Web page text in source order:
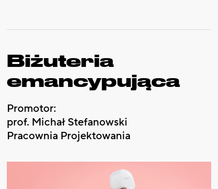
Biżuteria
emancypująca
Promotor:
prof. Michał Stefanowski
Pracownia Projektowania